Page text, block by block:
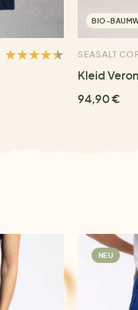
BIO-
SEASALT
Kleid
94,90 €
NEU